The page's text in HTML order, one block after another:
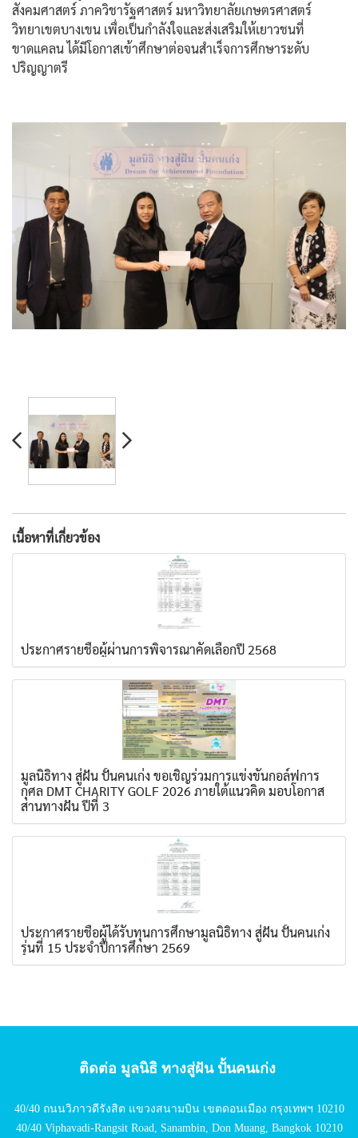
สังคมศาสตร์ ภาควิชารัฐศาสตร์ มหาวิทยาลัยเกษตรศาสตร์
วิทยาเขตบางเขน เพื่อเป็นกำลังใจและส่งเสริมให้เยาวชนที่
ขาดแคลน ได้มีโอกาสเข้าศึกษาต่อจนสำเร็จการศึกษาระดับ
ปริญญาตรี
เนื้อหาที่เกี่ยวข้อง
ประกาศรายชื่อผู้ผ่านการพิจารณาคัดเลือกปี 2568
มูลนิธิทาง สู่ฝัน ปั้นคนเก่ง ขอเชิญร่วมการแข่งขันกอล์ฟการ
กุศล DMT CHARITY GOLF 2026 ภายใต้แนวคิด มอบโอกาส
สานทางฝัน ปีที่ 3
ประกาศรายชื่อผู้ได้รับทุนการศึกษามูลนิธิทาง สู่ฝัน ปั้นคนเก่ง
รุ่นที่ 15 ประจำปีการศึกษา 2569
ติดต่อ มูลนิธิ ทางสู่ฝัน ปั้นคนเก่ง
40/40 ถนนวิภาวดีรังสิต แขวงสนามบิน เขตดอนเมือง กรุงเทพฯ 10210
40/40 Viphavadi-Rangsit Road, Sanambin, Don Muang, Bangkok 10210